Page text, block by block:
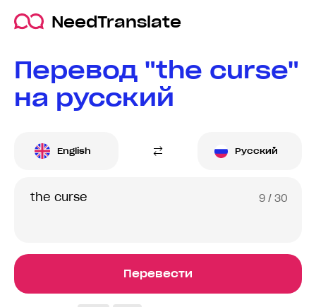
NeedTranslate
Перевод "the curse"
на русский
English Русский
9 / 30
Перевести